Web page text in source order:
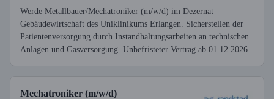
Werde Metallbauer/Mechatroniker (m/w/d) im Dezernat
Gebäudewirtschaft des Uniklinikums Erlangen. Sicherstellen der
Patientenversorgung durch Instandhaltungsarbeiten an technischen
Anlagen und Gasversorgung. Unbefristeter Vertrag ab 01.12.2026.
Mechatroniker (m/w/d)